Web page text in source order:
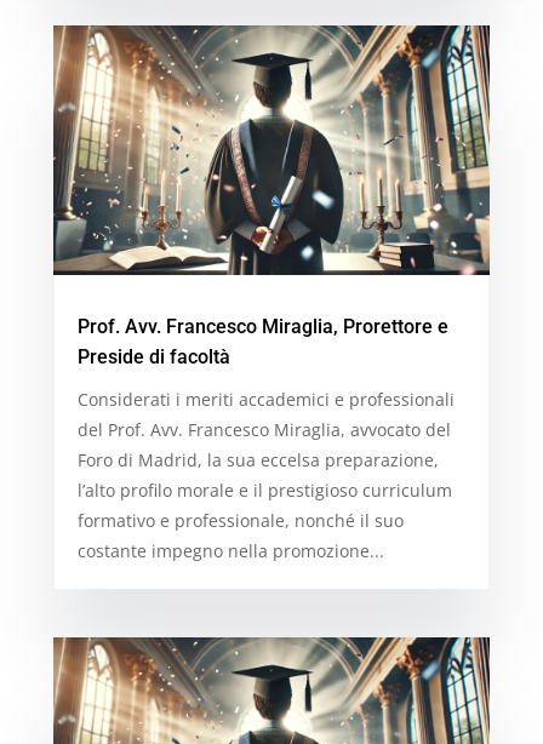
Prof. Avv. Francesco Miraglia, Prorettore e
Preside di facoltà
Considerati i meriti accademici e professionali
del Prof. Avv. Francesco Miraglia, avvocato del
Foro di Madrid, la sua eccelsa preparazione,
l’alto profilo morale e il prestigioso curriculum
formativo e professionale, nonché il suo
costante impegno nella promozione...